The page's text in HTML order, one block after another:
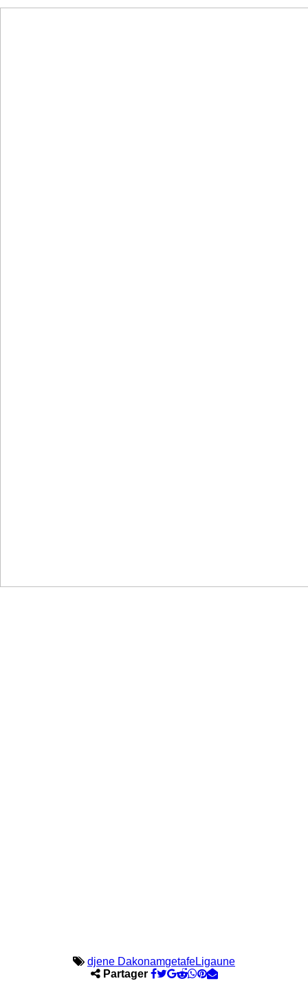
djene DakonamgetafeLigaune
Partager